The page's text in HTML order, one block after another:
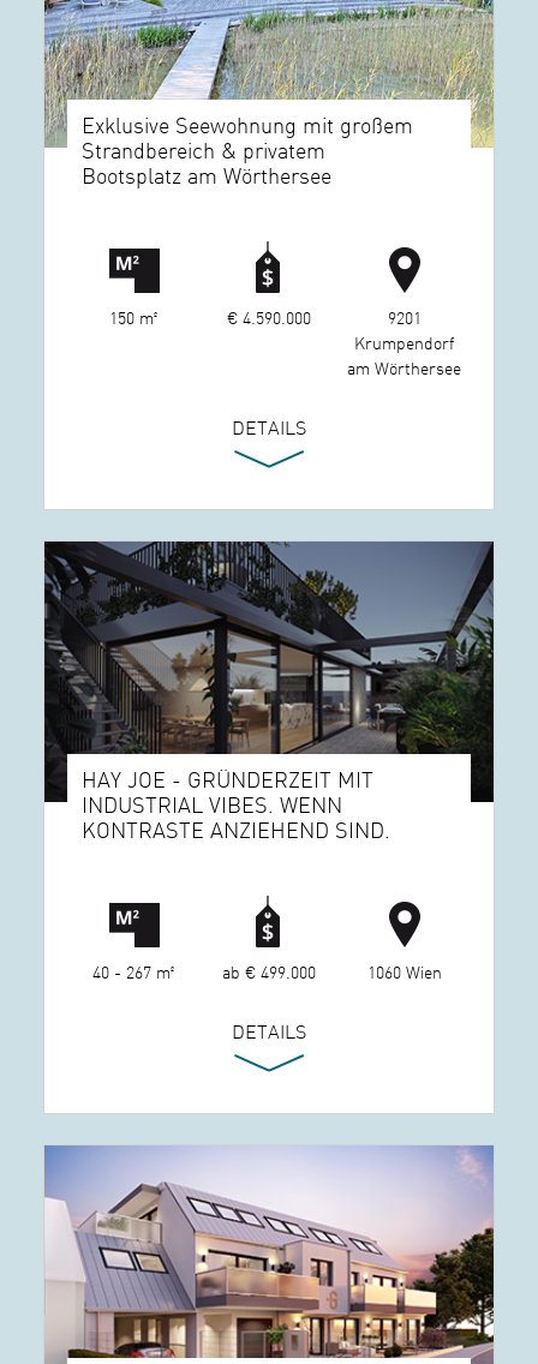
Exklusive Seewohnung mit großem
Strandbereich & privatem
Bootsplatz am Wörthersee
150 m² € 4.590.000
9201
Krumpendorf
am Wörthersee
DETAILS
HAY JOE - GRÜNDERZEIT MIT
INDUSTRIAL VIBES. WENN
KONTRASTE ANZIEHEND SIND.
40 - 267 m² ab € 499.000 1060 Wien
DETAILS